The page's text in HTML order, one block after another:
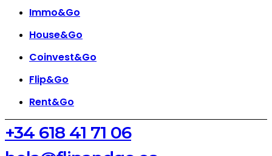
Immo&Go
House&Go
Coinvest&Go
Flip&Go
Rent&Go
‪+34 618 41 71 06‬